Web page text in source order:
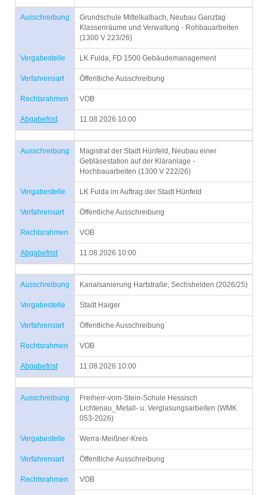
Ausschreibung
Grundschule Mittelkalbach, Neubau Ganztag
Klassenräume und Verwaltung - Rohbauarbeiten
(1300 V 223/26)
Vergabestelle LK Fulda, FD 1500 Gebäudemanagement
Verfahrensart Öffentliche Ausschreibung
Rechtsrahmen VOB
Abgabefrist 11.08.2026 10:00
Ausschreibung
Magistrat der Stadt Hünfeld, Neubau einer
Gebläsestation auf der Kläranlage -
Hochbauarbeiten (1300 V 222/26)
Vergabestelle LK Fulda im Auftrag der Stadt Hünfeld
Verfahrensart Öffentliche Ausschreibung
Rechtsrahmen VOB
Abgabefrist 11.08.2026 10:00
Ausschreibung Kanalsanierung Hartstraße, Sechshelden (2026/25)
Vergabestelle Stadt Haiger
Verfahrensart Öffentliche Ausschreibung
Rechtsrahmen VOB
Abgabefrist 11.08.2026 10:00
Ausschreibung
Freiherr-vom-Stein-Schule Hessisch
Lichtenau_Metall- u. Verglasungsarbeiten (WMK
053-2026)
Vergabestelle Werra-Meißner-Kreis
Verfahrensart Öffentliche Ausschreibung
Rechtsrahmen VOB